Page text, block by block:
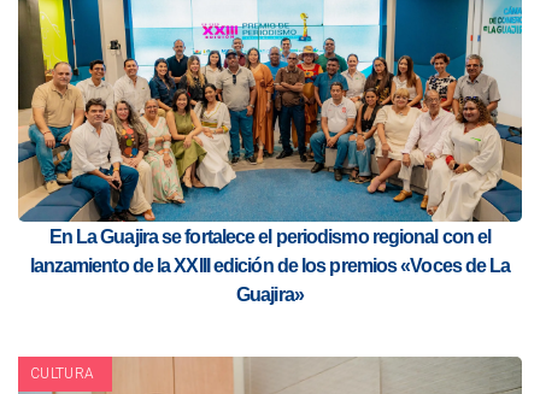
En La Guajira se fortalece el periodismo regional con el
lanzamiento de la XXIII edición de los premios «Voces de La
Guajira»
CULTURA